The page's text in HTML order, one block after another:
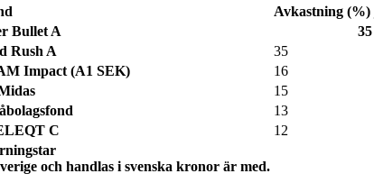
Avkastning
Bullet A
35
Rush A
35
Impact (A1 SEK)
16
15
13
C
12
och handlas i svenska kronor är med.